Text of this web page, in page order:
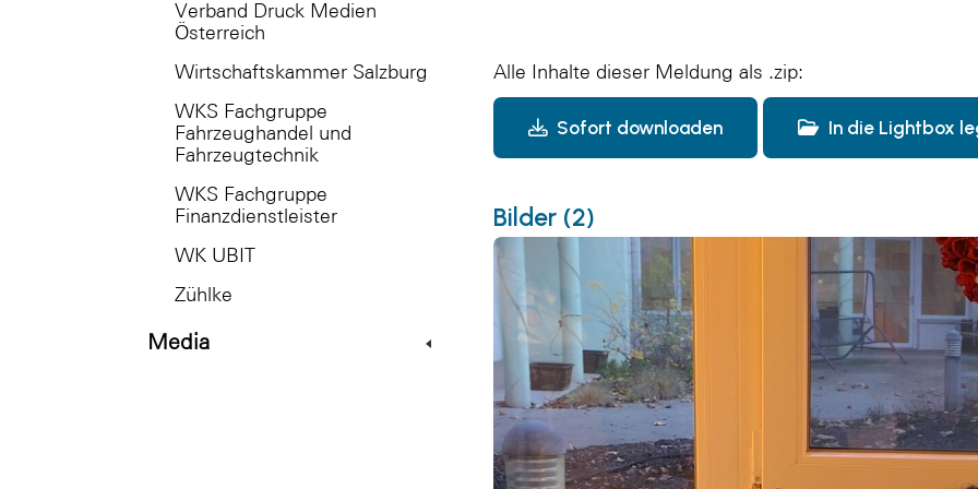
Verband Druck Medien
Österreich
Wirtschaftskammer Salzburg
WKS Fachgruppe
Fahrzeughandel und
Fahrzeugtechnik
WKS Fachgruppe
Finanzdienstleister
WK UBIT
Zühlke
Media
Alle Inhalte dieser Meldung als .zip:
Sofort downloaden In die Lightbox
Bilder (2)